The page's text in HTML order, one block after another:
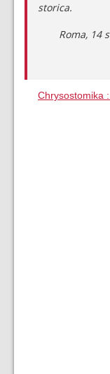
storica.
Roma, 14
Chrysostomika